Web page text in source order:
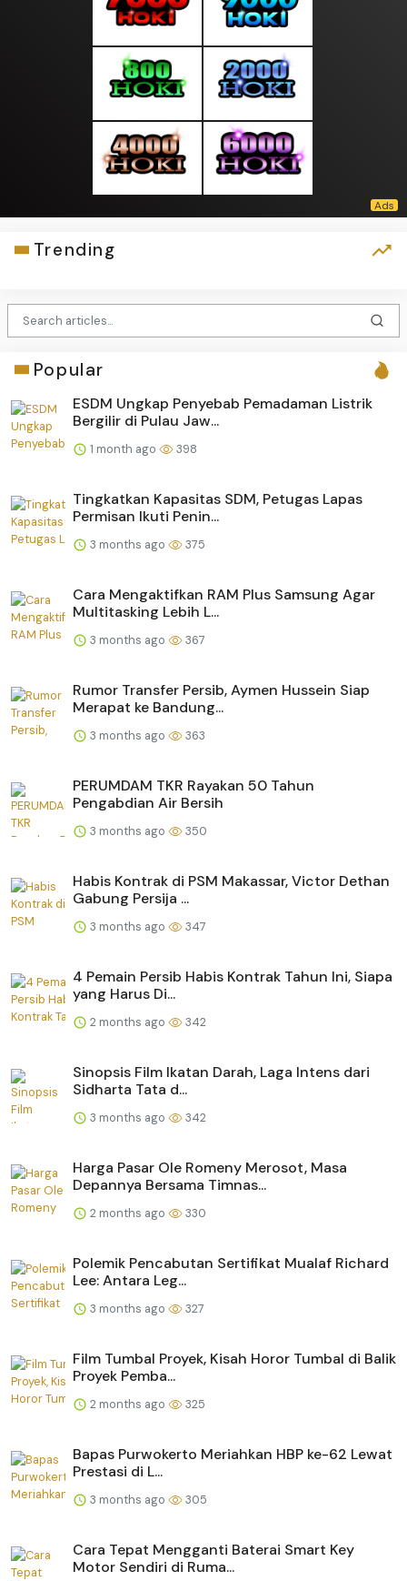
Trending
Popular
ESDM Ungkap Penyebab Pemadaman Listrik
Bergilir di Pulau Jaw...
1 month ago 398
Tingkatkan Kapasitas SDM, Petugas Lapas
Permisan Ikuti Penin...
3 months ago 375
Cara Mengaktifkan RAM Plus Samsung Agar
Multitasking Lebih L...
3 months ago 367
Rumor Transfer Persib, Aymen Hussein Siap
Merapat ke Bandung...
3 months ago 363
PERUMDAM TKR Rayakan 50 Tahun
Pengabdian Air Bersih
3 months ago 350
Habis Kontrak di PSM Makassar, Victor Dethan
Gabung Persija ...
3 months ago 347
4 Pemain Persib Habis Kontrak Tahun Ini, Siapa
yang Harus Di...
2 months ago 342
Sinopsis Film Ikatan Darah, Laga Intens dari
Sidharta Tata d...
3 months ago 342
Harga Pasar Ole Romeny Merosot, Masa
Depannya Bersama Timnas...
2 months ago 330
Polemik Pencabutan Sertifikat Mualaf Richard
Lee: Antara Leg...
3 months ago 327
Film Tumbal Proyek, Kisah Horor Tumbal di Balik
Proyek Pemba...
2 months ago 325
Bapas Purwokerto Meriahkan HBP ke-62 Lewat
Prestasi di L...
3 months ago 305
Cara Tepat Mengganti Baterai Smart Key
Motor Sendiri di Ruma...